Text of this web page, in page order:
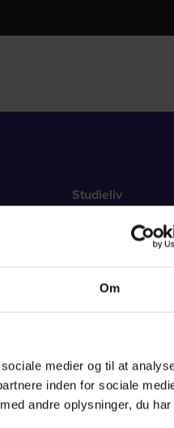
Om
medier og til at
inden for sociale
andre oplysninger, du har
Studieliv
Studiesupport
Transport